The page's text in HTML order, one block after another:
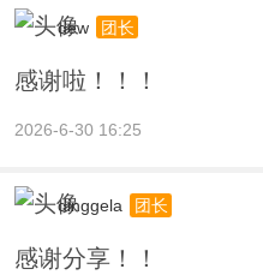
dew 团长
感谢啦！！！
2026-6-30 16:25
dinggela 团长
感谢分享！！